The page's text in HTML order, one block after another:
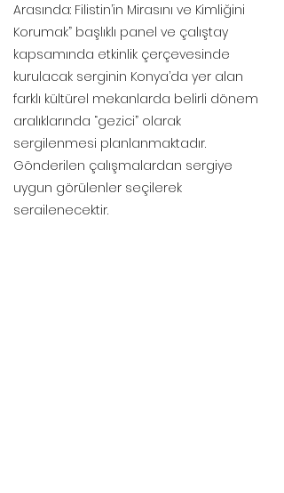
Arasında: Filistin’in Mirasını ve Kimliğini
Korumak” başlıklı panel ve çalıştay
kapsamında etkinlik çerçevesinde
kurulacak serginin Konya’da yer alan
farklı kültürel mekanlarda belirli dönem
aralıklarında “gezici” olarak
sergilenmesi planlanmaktadır.
Gönderilen çalışmalardan sergiye
uygun görülenler seçilerek
sergilenecektir.